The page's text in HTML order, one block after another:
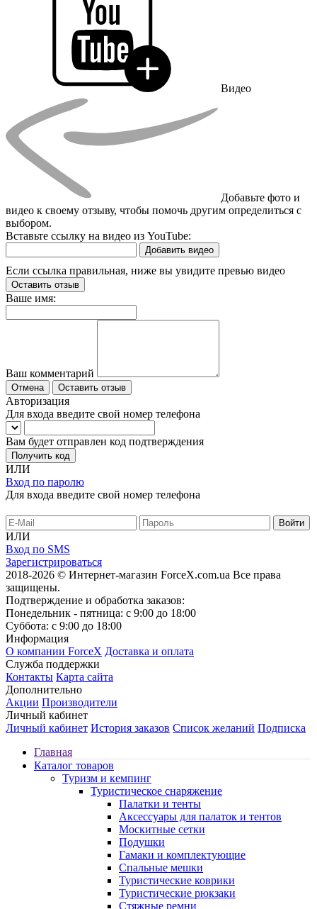
Видео
Добавьте фото и
видео к своему отзыву, чтобы помочь другим определиться с
выбором.
Вставьте ссылку на видео из YouTube:
Добавить видео
Если ссылка правильная, ниже вы увидите превью видео
Оставить отзыв
Ваше имя:
Ваш комментарий
Отмена Оставить отзыв
Авторизация
Для входа введите свой номер телефона
Вам будет отправлен код подтверждения
Получить код
ИЛИ
Вход по паролю
Для входа введите свой номер телефона
ИЛИ
Вход по SMS
Зарегистрироваться
2018-2026 © Интернет-магазин ForceX.com.ua Все права
защищены.
Подтверждение и обработка заказов:
Понедельник - пятница: с 9:00 до 18:00
Суббота: с 9:00 до 18:00
Информация
О компании ForceX Доставка и оплата
Служба поддержки
Контакты Карта сайта
Дополнительно
Акции Производители
Личный кабинет
Личный кабинет История заказов Список желаний Подписка
Главная
Каталог товаров
Туризм и кемпинг
Туристическое снаряжение
Палатки и тенты
Аксессуары для палаток и тентов
Москитные сетки
Подушки
Гамаки и комплектующие
Спальные мешки
Туристические коврики
Туристические рюкзаки
Стяжные ремни